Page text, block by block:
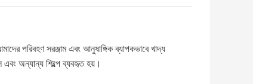
পরিবহণ সরঞ্জাম এবং আনুষাঙ্গিক ব্যাপকভাবে খাদ্য
এবং অন্যান্য শিল্পে ব্যবহৃত হয়।